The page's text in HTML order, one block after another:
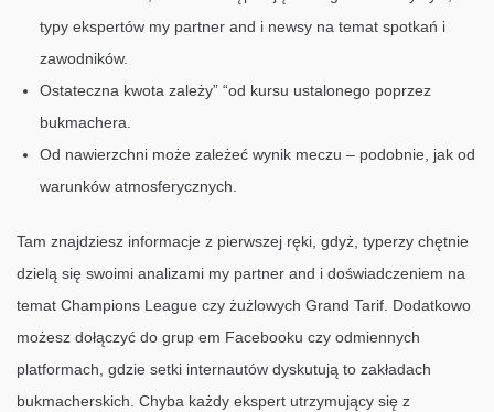
typy ekspertów my partner and i newsy na temat spotkań i
zawodników.
Ostateczna kwota zależy” “od kursu ustalonego poprzez
bukmachera.
Od nawierzchni może zależeć wynik meczu – podobnie, jak od
warunków atmosferycznych.
Tam znajdziesz informacje z pierwszej ręki, gdyż, typerzy chętnie
dzielą się swoimi analizami my partner and i doświadczeniem na
temat Champions League czy żużlowych Grand Tarif. Dodatkowo
możesz dołączyć do grup em Facebooku czy odmiennych
platformach, gdzie setki internautów dyskutują to zakładach
bukmacherskich. Chyba każdy ekspert utrzymujący się z